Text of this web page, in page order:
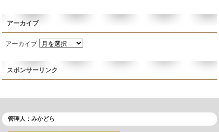
アーカイブ
アーカイブ
スポンサーリンク
管理人：みかどら